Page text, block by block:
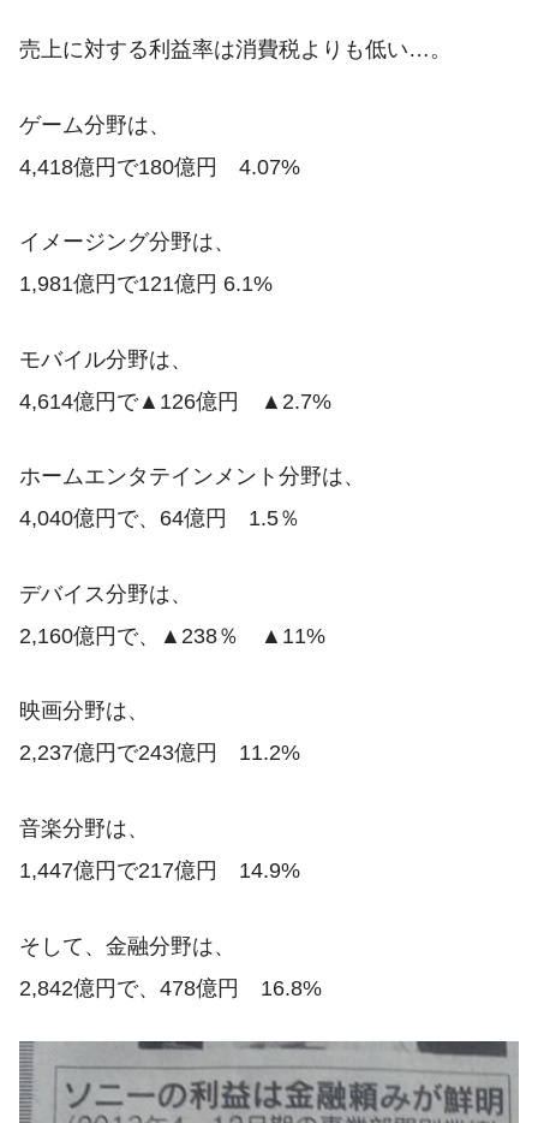
売上に対する利益率は消費税よりも低い…。
ゲーム分野は、
4,418億円で180億円 4.07%
イメージング分野は、
1,981億円で121億円 6.1%
モバイル分野は、
4,614億円で▲126億円 ▲2.7%
ホームエンタテインメント分野は、
4,040億円で、64億円 1.5％
デバイス分野は、
2,160億円で、▲238％ ▲11%
映画分野は、
2,237億円で243億円 11.2%
音楽分野は、
1,447億円で217億円 14.9%
そして、金融分野は、
2,842億円で、478億円 16.8%